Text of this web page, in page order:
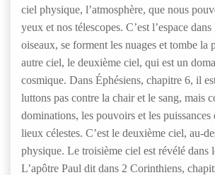
ciel physique, l’atmosphère, que nous
yeux et nos télescopes. C’est l’espace
oiseaux, se forment les nuages et tombe la
autre ciel, le deuxième ciel, qui est un
cosmique. Dans Éphésiens, chapitre 6, il
luttons pas contre la chair et le sang, mais
dominations, les pouvoirs et les puissances
lieux célestes. C’est le deuxième ciel, au-
physique. Le troisième ciel est révélé dans
L’apôtre Paul dit dans 2 Corinthiens,